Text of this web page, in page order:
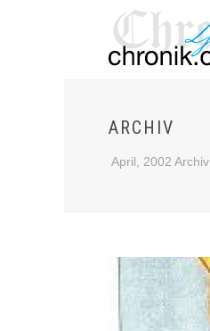
ARCHIV
April, 2002 Archiv